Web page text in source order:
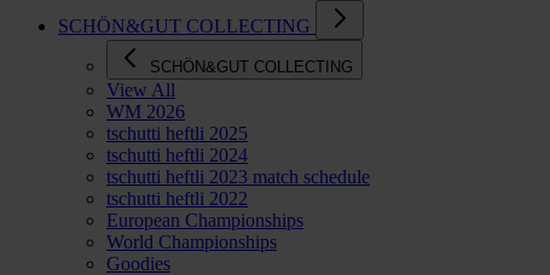
SCHÖN&GUT COLLECTING
SCHÖN&GUT COLLECTING
View All
WM 2026
tschutti heftli 2025
tschutti heftli 2024
tschutti heftli 2023 match schedule
tschutti heftli 2022
European Championships
World Championships
Goodies